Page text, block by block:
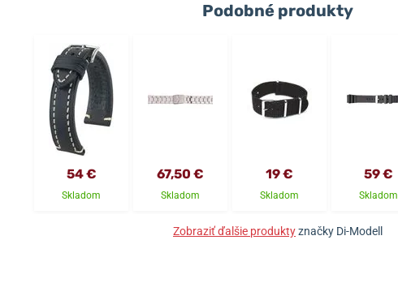
Podobné produkty
54 €
Skladom
67,50 €
Skladom
19 €
Skladom
59 €
Skladom
Zobraziť ďalšie produktyznačky Di-Modell